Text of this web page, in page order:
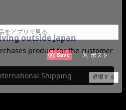
をアプリで見る
Save
通報する